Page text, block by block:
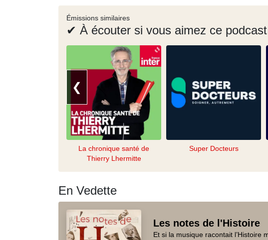
Émissions similaires
✔ À écouter si vous aimez ce podcast
❮
La chronique santé de
Thierry Lhermitte
Super Docteurs
En Vedette
Les notes de l'Histoire
Et si la musique racontait l’Histoire